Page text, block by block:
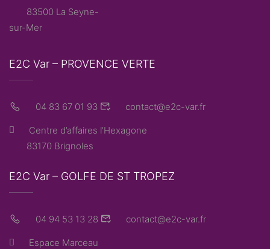
83500 La Seyne-
sur-Mer
E2C Var – PROVENCE VERTE
04 83 67 01 93 contact@e2c-var.fr
Centre d’affaires l’Hexagone
83170 Brignoles
E2C Var – GOLFE DE ST TROPEZ
04 94 53 13 28 contact@e2c-var.fr
Espace Marceau